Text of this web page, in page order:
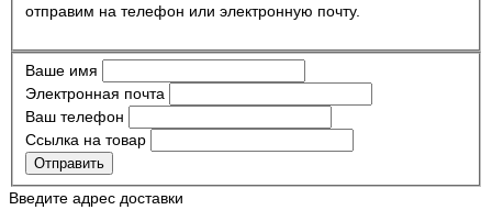
отправим на телефон или электронную почту.
Ваше имя
Электронная почта
Ваш телефон
Ссылка на товар
Отправить
Введите адрес доставки